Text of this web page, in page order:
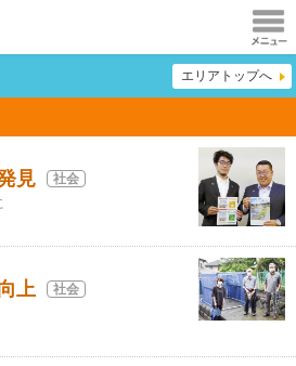
メニュ
ー
エリアトップへ
見 社会
上 社会